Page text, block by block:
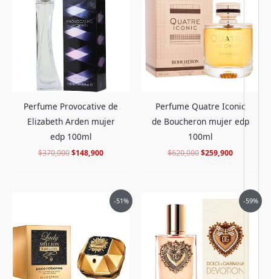
Perfume Provocative de
Elizabeth Arden mujer
edp 100ml
$370,000
era:
$370,000.
$148,900
$148,900.
Perfume Quatre Iconic
de Boucheron mujer edp
100ml
$620,000
era:
$620,000.
$259,900
es:
$259,900.
-51%
$856,000.
precio
actual
$415,900.
-59%
El
era:
$880,000.
El
precio
actual
es:
$359,900.